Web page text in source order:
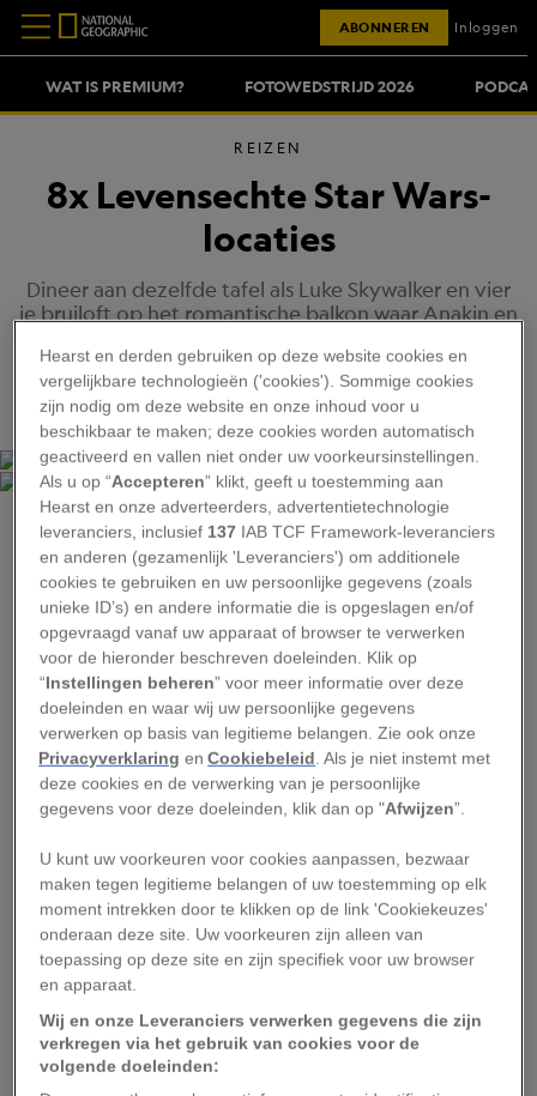
WAT IS PREMIUM? FOTOWEDSTRIJD 2026
ABONNEREN Inloggen
REIZEN
8x Levensechte Star Wars-
locaties
Dineer aan dezelfde tafel als Luke Skywalker en vier
je bruiloft op het romantische balkon waar Anakin en
opnameplekken kan elke Star Wars fan bezoeken!
DOOR MARLOT HEERINK Gepubliceerd Op: 29/12/2016
BEKIJK GALERIJ
Star Wars: The Rise of Skywalker, de laatste film
in de Star Wars-saga, verschijnt vanaf 5 mei op
Disney+.
Dit artikel werd oorspronkelijk op 1 januari 2017
Reizen
Hearst en derden gebruiken op deze website cookies en
vergelijkbare technologieën ('cookies'). Sommige cookies
zijn nodig om deze website en onze inhoud voor u
beschikbaar te maken; deze cookies worden automatisch
geactiveerd en vallen niet onder uw voorkeursinstellingen.
Als u op “Accepteren” klikt, geeft u toestemming aan
Hearst en onze adverteerders, advertentietechnologie
leveranciers, inclusief 137 IAB TCF Framework-leveranciers
en anderen (gezamenlijk 'Leveranciers') om additionele
cookies te gebruiken en uw persoonlijke gegevens (zoals
unieke ID’s) en andere informatie die is opgeslagen en/of
opgevraagd vanaf uw apparaat of browser te verwerken
voor de hieronder beschreven doeleinden. Klik op
“Instellingen beheren” voor meer informatie over deze
doeleinden en waar wij uw persoonlijke gegevens
verwerken op basis van legitieme belangen. Zie ook onze
Privacyverklaring enCookiebeleid . Als je niet instemt met
deze cookies en de verwerking van je persoonlijke
gegevens voor deze doeleinden, klik dan op "Afwijzen”.
U kunt uw voorkeuren voor cookies aanpassen, bezwaar
maken tegen legitieme belangen of uw toestemming op elk
moment intrekken door te klikken op de link 'Cookiekeuzes'
onderaan deze site. Uw voorkeuren zijn alleen van
toepassing op deze site en zijn specifiek voor uw browser
en apparaat.
Wij en onze Leveranciers verwerken gegevens die zijn
verkregen via het gebruik van cookies voor de
volgende doeleinden: